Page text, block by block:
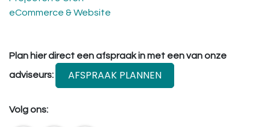
eCommerce & Website
Plan hier direct een afspraak in met een van onze
adviseurs:
AFSPRAAK PLANNEN
Volg ons: